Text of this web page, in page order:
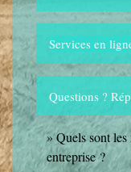
Services en
Questions ?
Quels sont
entreprise ?